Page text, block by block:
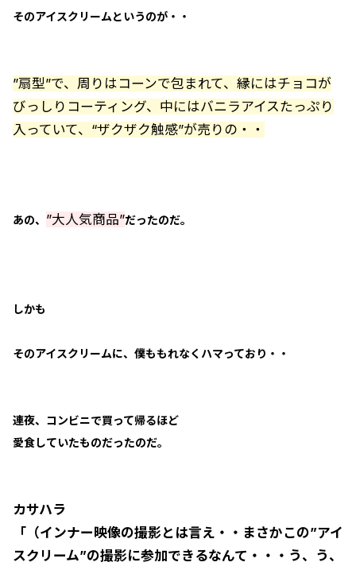
そのアイスクリームというのが・・
”扇型”で、周りはコーンで包まれて、縁にはチョコが
びっしりコーティング、中にはバニラアイスたっぷり
入っていて、“ザクザク触感”が売りの・・
あの、 ”大人気商品”だったのだ。
しかも
そのアイスクリームに、僕ももれなくハマっており・・
連夜、コンビニで買って帰るほど
愛食していたものだったのだ。
カサハラ
「（インナー映像の撮影とは言え・・まさかこの”アイ
スクリーム”の撮影に参加できるなんて・・・う、う、